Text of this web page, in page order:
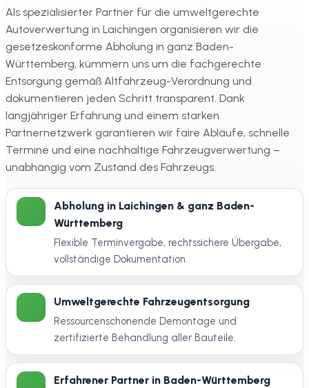
Als spezialisierter Partner für die umweltgerechte
Autoverwertung in Laichingen organisieren wir die
gesetzeskonforme Abholung in ganz Baden-
Württemberg, kümmern uns um die fachgerechte
Entsorgung gemäß Altfahrzeug-Verordnung und
dokumentieren jeden Schritt transparent. Dank
langjähriger Erfahrung und einem starken
Partnernetzwerk garantieren wir faire Abläufe, schnelle
Termine und eine nachhaltige Fahrzeugverwertung –
unabhängig vom Zustand des Fahrzeugs.
Abholung in Laichingen & ganz Baden-
Württemberg
Flexible Terminvergabe, rechtssichere Übergabe,
vollständige Dokumentation.
Umweltgerechte Fahrzeugentsorgung
Ressourcenschonende Demontage und
zertifizierte Behandlung aller Bauteile.
Erfahrener Partner in Baden-Württemberg